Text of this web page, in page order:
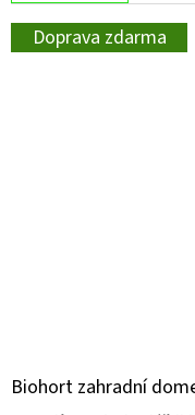
Doprava zdarma
Biohort zahradní